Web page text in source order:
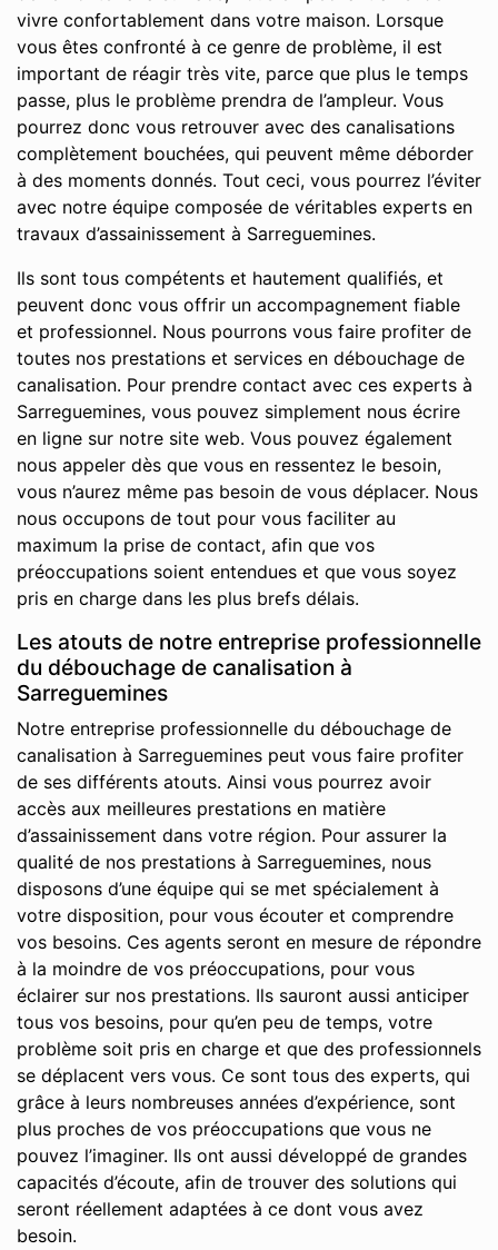
vivre confortablement dans votre maison. Lorsque
vous êtes confronté à ce genre de problème, il est
important de réagir très vite, parce que plus le temps
passe, plus le problème prendra de l’ampleur. Vous
pourrez donc vous retrouver avec des canalisations
complètement bouchées, qui peuvent même déborder
à des moments donnés. Tout ceci, vous pourrez l’éviter
avec notre équipe composée de véritables experts en
travaux d’assainissement à Sarreguemines.
Ils sont tous compétents et hautement qualifiés, et
peuvent donc vous offrir un accompagnement fiable
et professionnel. Nous pourrons vous faire profiter de
toutes nos prestations et services en débouchage de
canalisation. Pour prendre contact avec ces experts à
Sarreguemines, vous pouvez simplement nous écrire
en ligne sur notre site web. Vous pouvez également
nous appeler dès que vous en ressentez le besoin,
vous n’aurez même pas besoin de vous déplacer. Nous
nous occupons de tout pour vous faciliter au
maximum la prise de contact, afin que vos
préoccupations soient entendues et que vous soyez
pris en charge dans les plus brefs délais.
Les atouts de notre entreprise professionnelle
du débouchage de canalisation à
Sarreguemines
Notre entreprise professionnelle du débouchage de
canalisation à Sarreguemines peut vous faire profiter
de ses différents atouts. Ainsi vous pourrez avoir
accès aux meilleures prestations en matière
d’assainissement dans votre région. Pour assurer la
qualité de nos prestations à Sarreguemines, nous
disposons d’une équipe qui se met spécialement à
votre disposition, pour vous écouter et comprendre
vos besoins. Ces agents seront en mesure de répondre
à la moindre de vos préoccupations, pour vous
éclairer sur nos prestations. Ils sauront aussi anticiper
tous vos besoins, pour qu’en peu de temps, votre
problème soit pris en charge et que des professionnels
se déplacent vers vous. Ce sont tous des experts, qui
grâce à leurs nombreuses années d’expérience, sont
plus proches de vos préoccupations que vous ne
pouvez l’imaginer. Ils ont aussi développé de grandes
capacités d’écoute, afin de trouver des solutions qui
seront réellement adaptées à ce dont vous avez
besoin.